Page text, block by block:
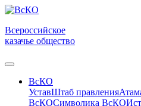
Всероссийское
казачье общество
ВсКО
УставШтаб правления
ВсКОСимволика ВсКО